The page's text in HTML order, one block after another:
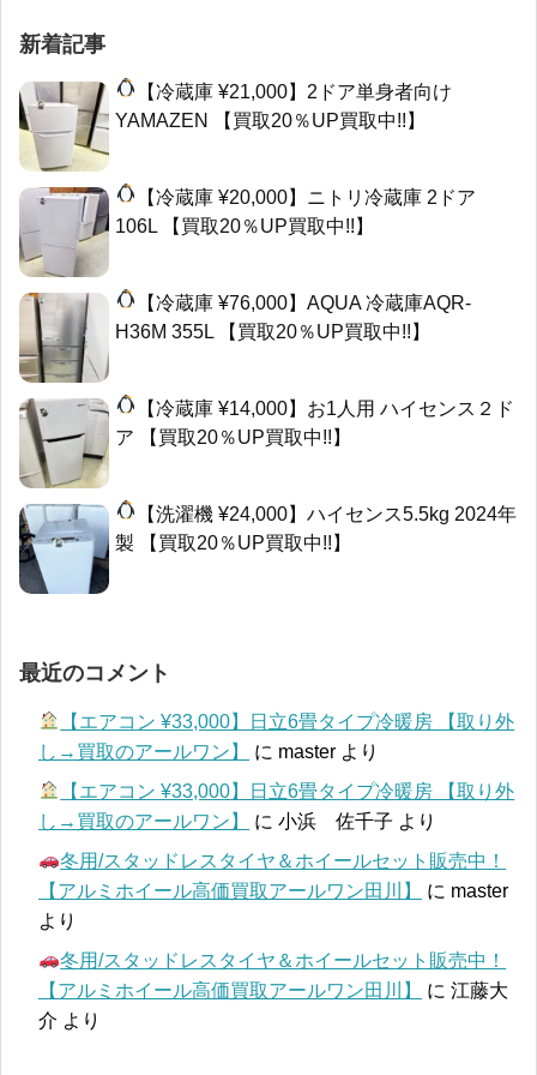
新着記事
【冷蔵庫 ¥21,000】2ドア単身者向け
YAMAZEN 【買取20％UP買取中!!】
【冷蔵庫 ¥20,000】ニトリ冷蔵庫 2ドア
106L 【買取20％UP買取中!!】
【冷蔵庫 ¥76,000】AQUA 冷蔵庫AQR-
H36M 355L 【買取20％UP買取中!!】
【冷蔵庫 ¥14,000】お1人用 ハイセンス２ド
ア 【買取20％UP買取中!!】
【洗濯機 ¥24,000】ハイセンス5.5kg 2024年
製 【買取20％UP買取中!!】
最近のコメント
【エアコン ¥33,000】日立6畳タイプ冷暖房 【取り外
し→買取のアールワン】
に master より
【エアコン ¥33,000】日立6畳タイプ冷暖房 【取り外
し→買取のアールワン】
に 小浜 佐千子 より
冬用/スタッドレスタイヤ＆ホイールセット販売中！
【アルミホイール高価買取アールワン田川】
に master
より
冬用/スタッドレスタイヤ＆ホイールセット販売中！
【アルミホイール高価買取アールワン田川】
に 江藤大
介 より